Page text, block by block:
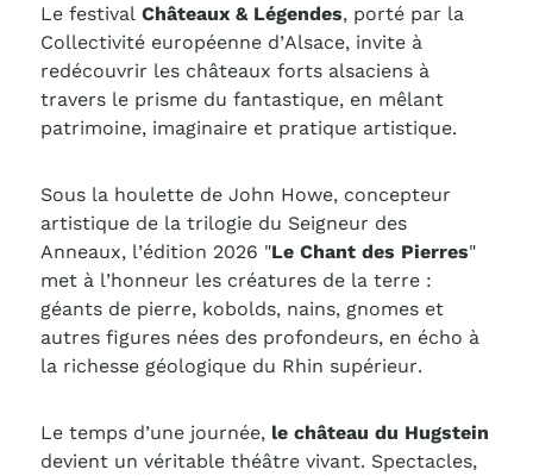
Le festival Châteaux & Légendes, porté par la
Collectivité européenne d’Alsace, invite à
redécouvrir les châteaux forts alsaciens à
travers le prisme du fantastique, en mêlant
patrimoine, imaginaire et pratique artistique.
Sous la houlette de John Howe, concepteur
artistique de la trilogie du Seigneur des
Anneaux, l’édition 2026 "Le Chant des Pierres"
met à l’honneur les créatures de la terre :
géants de pierre, kobolds, nains, gnomes et
autres figures nées des profondeurs, en écho à
la richesse géologique du Rhin supérieur.
Le temps d’une journée, le château du Hugstein
devient un véritable théâtre vivant. Spectacles,